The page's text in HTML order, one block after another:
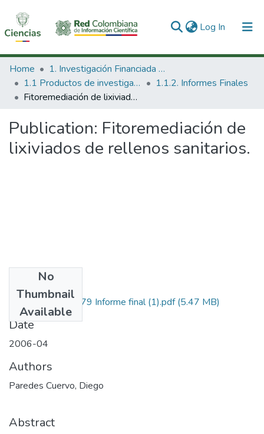
Log In (current)
Communities & Collections
All of DSpace
Home
1. Investigación Financiada con Recursos Públicos
1.1 Productos de investigación
1.1.2. Informes Finales
Fitoremediación de lixiviados de rellenos sanitarios.
Publication: Fitoremediación de
lixiviados de rellenos sanitarios.
No
Thumbnail
Available
1110-13-11679 Informe final (1).pdf(5.47 MB)
Date
2006-04
Authors
Paredes Cuervo, Diego
Abstract